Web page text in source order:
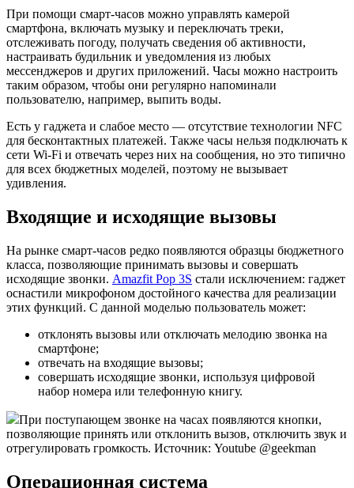
При помощи смарт-часов можно управлять камерой
смартфона, включать музыку и переключать треки,
отслеживать погоду, получать сведения об активности,
настраивать будильник и уведомления из любых
мессенджеров и других приложений. Часы можно настроить
таким образом, чтобы они регулярно напоминали
пользователю, например, выпить воды.
Есть у гаджета и слабое место — отсутствие технологии NFC
для бесконтактных платежей. Также часы нельзя подключать к
сети Wi-Fi и отвечать через них на сообщения, но это типично
для всех бюджетных моделей, поэтому не вызывает
удивления.
Входящие и исходящие вызовы
На рынке смарт-часов редко появляются образцы бюджетного
класса, позволяющие принимать вызовы и совершать
исходящие звонки. Amazfit Pop 3S стали исключением: гаджет
оснастили микрофоном достойного качества для реализации
этих функций. С данной моделью пользователь может:
отклонять вызовы или отключать мелодию звонка на
смартфоне;
отвечать на входящие вызовы;
совершать исходящие звонки, используя цифровой
набор номера или телефонную книгу.
При поступающем звонке на часах появляются кнопки,
позволяющие принять или отклонить вызов, отключить звук и
отрегулировать громкость. Источник: Youtube @geekman
Операционная система